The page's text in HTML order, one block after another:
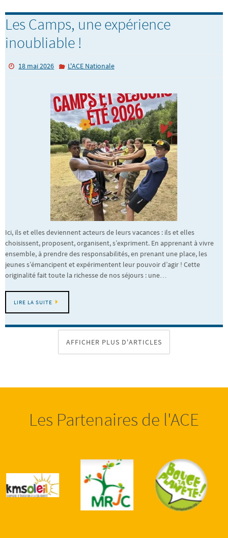
Les Camps, une expérience
inoubliable !
18 mai 2026 L'ACE Nationale
Ici, ils et elles deviennent acteurs de leurs vacances : ils et elles
choisissent, proposent, organisent, s’expriment. En apprenant à vivre
ensemble, à prendre des responsabilités, en prenant une place, les
jeunes s’émancipent et expérimentent leur pouvoir d’agir ! Cette
originalité fait toute la richesse de nos séjours : une…
LIRE LA SUITE
AFFICHER PLUS D'ARTICLES
Les Partenaires de l'ACE